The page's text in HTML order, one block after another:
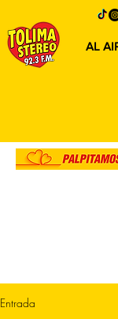
AL
Entrada